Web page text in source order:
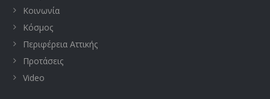
Κοινωνία
Κόσμος
Περιφέρεια Αττικής
Προτάσεις
Video